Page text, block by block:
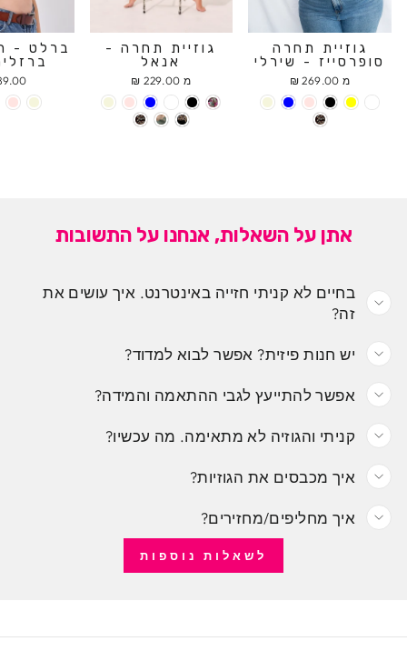
גוזיית תחרה
סופרסייז - שירלי
מ 269.00 ₪
גוזיית תחרה -
אנאל
מ 229.00 ₪
ברלט -
₪
אתן על השאלות, אנחנו על התשובות
בחיים לא קניתי חזייה באינטרנט. איך עושים את
זה?
יש חנות פיזית? אפשר לבוא למדוד?
אפשר להתייעץ לגבי ההתאמה והמידה?
קניתי והגוזיה לא מתאימה. מה עכשיו?
איך מכבסים את הגוזיות?
איך מחליפים/מחזירים?
לשאלות נוספות